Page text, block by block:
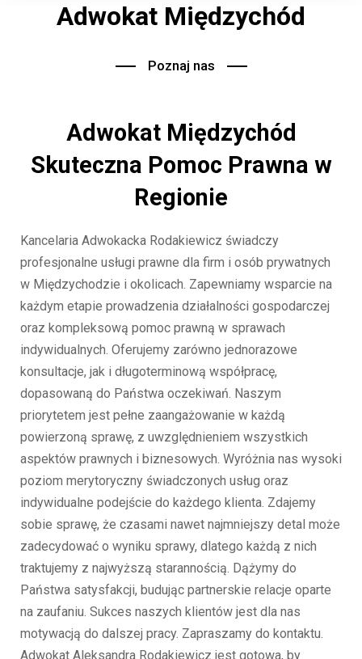
Adwokat Międzychód
Poznaj nas
Adwokat Międzychód
Skuteczna Pomoc Prawna w
Regionie
Kancelaria Adwokacka Rodakiewicz świadczy
profesjonalne usługi prawne dla firm i osób prywatnych
w Międzychodzie i okolicach. Zapewniamy wsparcie na
każdym etapie prowadzenia działalności gospodarczej
oraz kompleksową pomoc prawną w sprawach
indywidualnych. Oferujemy zarówno jednorazowe
konsultacje, jak i długoterminową współpracę,
dopasowaną do Państwa oczekiwań. Naszym
priorytetem jest pełne zaangażowanie w każdą
powierzoną sprawę, z uwzględnieniem wszystkich
aspektów prawnych i biznesowych. Wyróżnia nas wysoki
poziom merytoryczny świadczonych usług oraz
indywidualne podejście do każdego klienta. Zdajemy
sobie sprawę, że czasami nawet najmniejszy detal może
zadecydować o wyniku sprawy, dlatego każdą z nich
traktujemy z najwyższą starannością. Dążymy do
Państwa satysfakcji, budując partnerskie relacje oparte
na zaufaniu. Sukces naszych klientów jest dla nas
motywacją do dalszej pracy. Zapraszamy do kontaktu.
Adwokat Aleksandra Rodakiewicz jest gotowa, by